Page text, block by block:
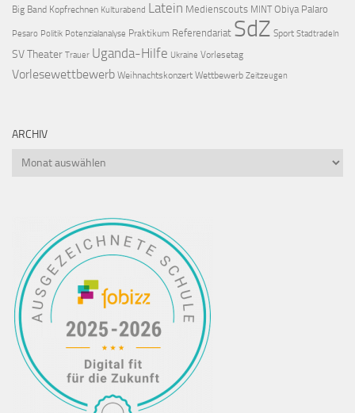
Big Band Kopfrechnen Kulturabend Latein Medienscouts MINT Obiya Palaro
Pesaro Politik Potenzialanalyse Praktikum Referendariat SdZ Sport Stadtradeln
SVTheater Trauer Uganda-Hilfe Ukraine Vorlesetag
Vorlesewettbewerb Weihnachtskonzert Wettbewerb Zeitzeugen
ARCHIV